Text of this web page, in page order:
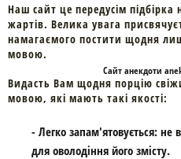
Наш сайт це передусім
жартів. Велика увага
намагаємого постити щодня
мовою.
Cайтанекдоти
Видасть Вам щодня порцію
мовою, які мають такі якості:
- Легко запам'ятовується: не
для оволодіння його змісту.